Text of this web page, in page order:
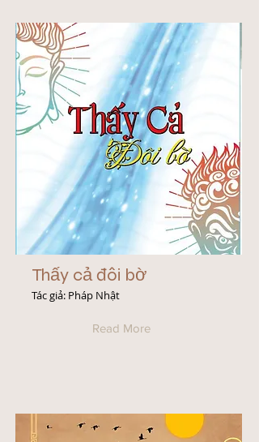
Thấy cả đôi bờ
Tác giả: Pháp Nhật
Read More